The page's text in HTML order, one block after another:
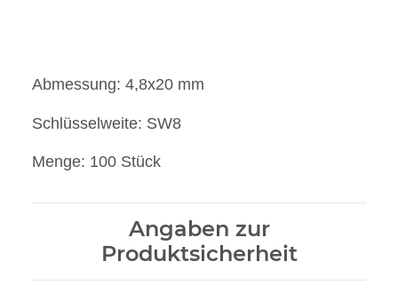
Abmessung: 4,8x20 mm
Schlüsselweite: SW8
Menge: 100 Stück
Angaben zur
Produktsicherheit